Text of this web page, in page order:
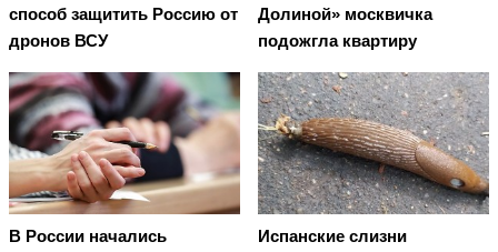
способ защитить Россию от
дронов ВСУ
Долиной» москвичка
подожгла квартиру
В России начались
Испанские слизни